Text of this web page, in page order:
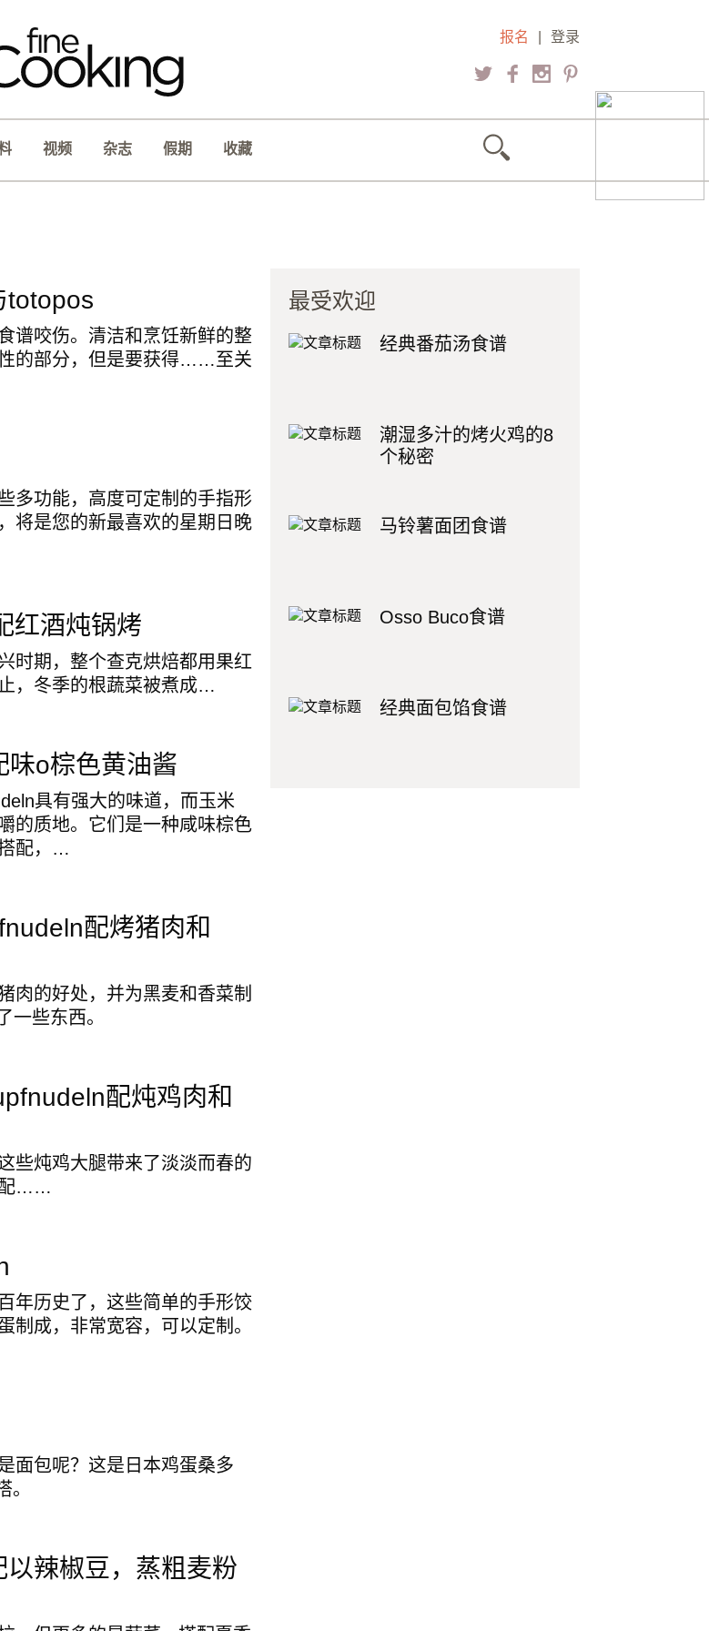
报名 登录
视频 杂志 假期 收藏
totopos
谱咬伤。清洁和烹饪新鲜的整
的部分，但是要获得……至关
多功能，高度可定制的手指形
将是您的新最喜欢的星期日晚
红酒炖锅烤
时期，整个查克烘焙都用果红
，冬季的根蔬菜被煮成…
o棕色黄油酱
具有强大的味道，而玉米
的质地。它们是一种咸味棕色
配，…
配烤猪肉和
肉的好处，并为黑麦和香菜制
一些东西。
配炖鸡肉和
些炖鸡大腿带来了淡淡而春的
配……
年历史了，这些简单的手形饺
制成，非常宽容，可以定制。
面包呢？这是日本鸡蛋桑多
。
辣椒豆，蒸粗麦粉
最受欢迎
经典番茄汤食谱
潮湿多汁的烤火鸡的8
个秘密
马铃薯面团食谱
Osso Buco食谱
经典面包馅食谱